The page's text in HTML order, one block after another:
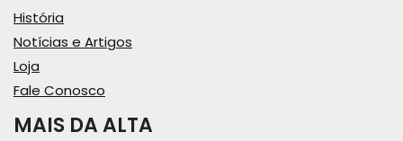
História
Notícias e Artigos
Loja
Fale Conosco
MAIS DA ALTA